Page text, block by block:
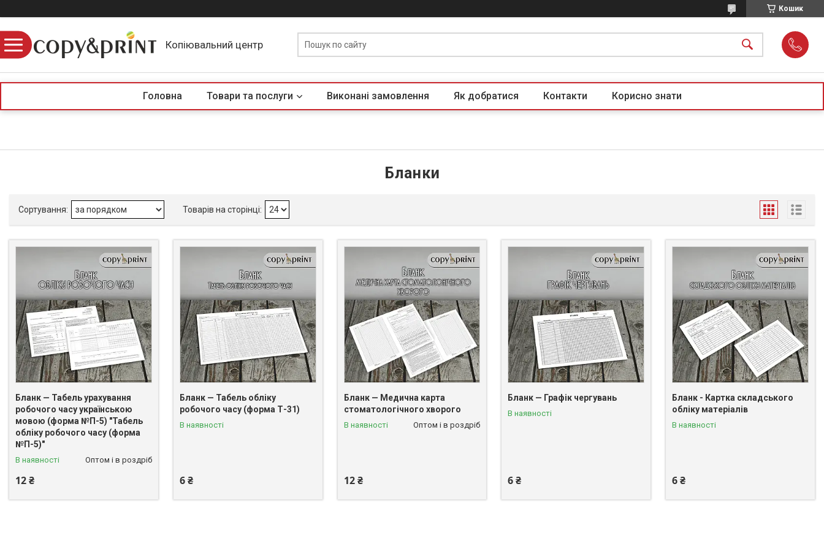
Кошик
Копіювальний центр
Головна Товари та послуги Виконані замовлення Як добратися Контакти Корисно знати
Бланки
Бланк — Табель урахування
робочого часу українською
мовою (форма №П-5) "Табель
обліку робочого часу (форма
№П-5)"
В наявності Оптом і в роздріб
12 ₴
Бланк — Табель обліку
робочого часу (форма Т-31)
В наявності
6 ₴
Бланк — Медична карта
стоматологічного хворого
В наявності Оптом і в роздріб
12 ₴
Бланк — Графік чергувань
В наявності
6 ₴
Бланк - Картка складського
обліку матеріалів
В наявності
6 ₴